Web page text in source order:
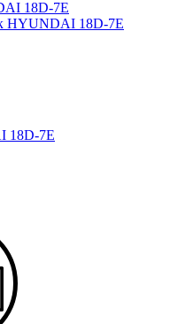
HYUNDAI 18D-7E
18D-7E